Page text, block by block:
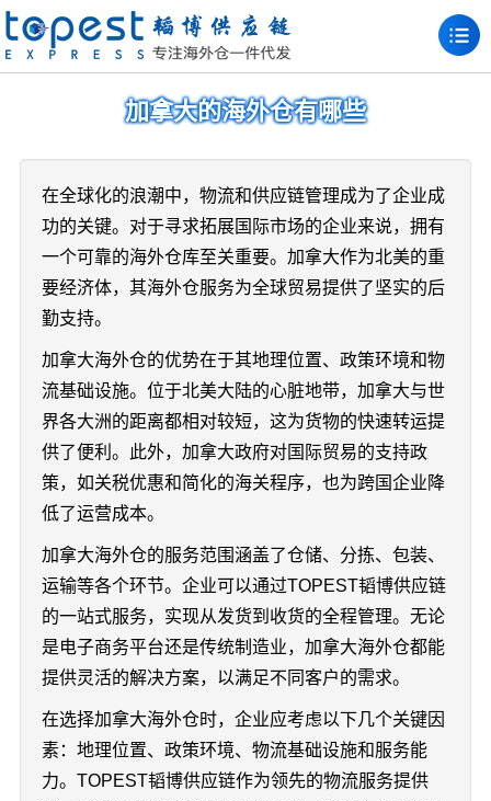
加拿大的海外仓有哪些
在全球化的浪潮中，物流和供应链管理成为了企业成
功的关键。对于寻求拓展国际市场的企业来说，拥有
一个可靠的海外仓库至关重要。加拿大作为北美的重
要经济体，其海外仓服务为全球贸易提供了坚实的后
勤支持。
加拿大海外仓的优势在于其地理位置、政策环境和物
流基础设施。位于北美大陆的心脏地带，加拿大与世
界各大洲的距离都相对较短，这为货物的快速转运提
供了便利。此外，加拿大政府对国际贸易的支持政
策，如关税优惠和简化的海关程序，也为跨国企业降
低了运营成本。
加拿大海外仓的服务范围涵盖了仓储、分拣、包装、
运输等各个环节。企业可以通过TOPEST韬博供应链
的一站式服务，实现从发货到收货的全程管理。无论
是电子商务平台还是传统制造业，加拿大海外仓都能
提供灵活的解决方案，以满足不同客户的需求。
在选择加拿大海外仓时，企业应考虑以下几个关键因
素：地理位置、政策环境、物流基础设施和服务能
力。TOPEST韬博供应链作为领先的物流服务提供